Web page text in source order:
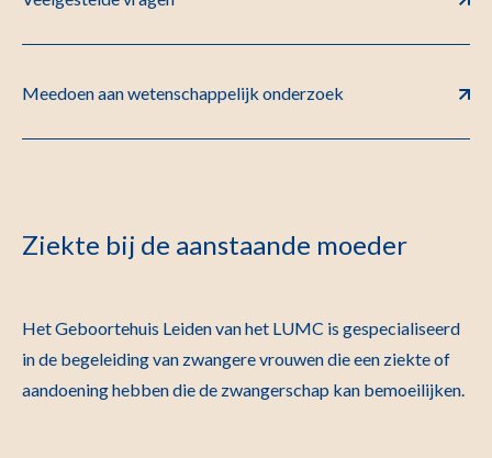
Meedoen aan wetenschappelijk onderzoek
Ziekte bij de aanstaande moeder
Het Geboortehuis Leiden van het LUMC is gespecialiseerd
in de begeleiding van zwangere vrouwen die een ziekte of
aandoening hebben die de zwangerschap kan bemoeilijken.